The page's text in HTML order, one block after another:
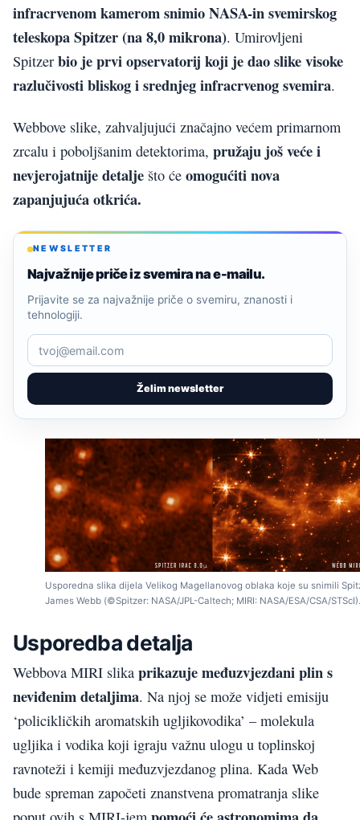
infracrvenom kamerom snimio NASA-in svemirskog
teleskopa Spitzer (na 8,0 mikrona). Umirovljeni
Spitzer bio je prvi opservatorij koji je dao slike visoke
razlučivosti bliskog i srednjeg infracrvenog svemira.
Webbove slike, zahvaljujući značajno većem primarnom
zrcalu i poboljšanim detektorima, pružaju još veće i
nevjerojatnije detalje što će omogućiti nova
zapanjujuća otkrića.
NEWSLETTER
Najvažnije priče iz svemira na e-mailu.
Želim newsletter
Prijavite se za najvažnije priče o svemiru, znanosti i
tehnologiji.
Usporedna slika dijela Velikog Magellanovog oblaka koje su snimili
James Webb (©Spitzer: NASA/JPL-Caltech; MIRI: NASA/ESA/CSA/STScI).
Usporedba detalja
Webbova MIRI slika prikazuje međuzvjezdani plin s
neviđenim detaljima. Na njoj se može vidjeti emisiju
‘policikličkih aromatskih ugljikovodika’ – molekula
ugljika i vodika koji igraju važnu ulogu u toplinskoj
ravnoteži i kemiji međuzvjezdanog plina. Kada Web
bude spreman započeti znanstvena promatranja slike